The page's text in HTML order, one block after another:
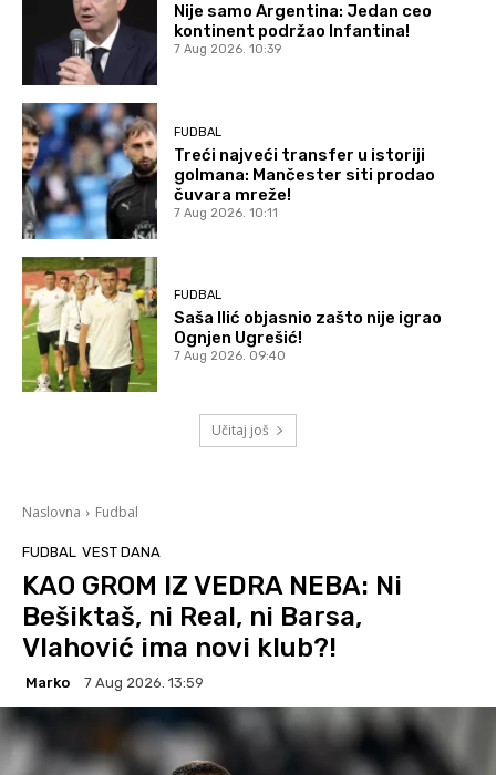
Nije samo Argentina: Jedan ceo
kontinent podržao Infantina!
7 Aug 2026. 10:39
FUDBAL
Treći najveći transfer u istoriji
golmana: Mančester siti prodao
čuvara mreže!
7 Aug 2026. 10:11
FUDBAL
Saša Ilić objasnio zašto nije igrao
Ognjen Ugrešić!
7 Aug 2026. 09:40
Učitaj još